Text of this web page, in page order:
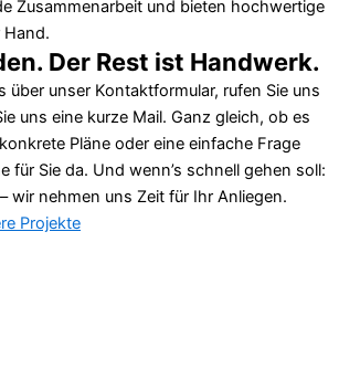
Zusammenarbeit und bieten hochwertige
Hand.
Der Rest ist Handwerk.
über unser Kontaktformular, rufen Sie uns
uns eine kurze Mail. Ganz gleich, ob es
Pläne oder eine einfache Frage
für Sie da. Und wenn’s schnell gehen soll:
wir nehmen uns Zeit für Ihr Anliegen.
Projekte